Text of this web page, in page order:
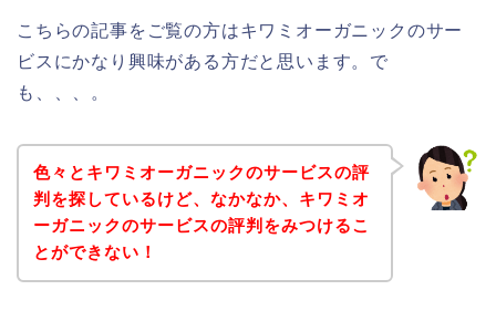
こちらの記事をご覧の方はキワミオーガニックのサー
ビスにかなり興味がある方だと思います。で
も、、、。
色々とキワミオーガニックのサービスの評
判を探しているけど、なかなか、キワミオ
ーガニックのサービスの評判をみつけるこ
とができない！